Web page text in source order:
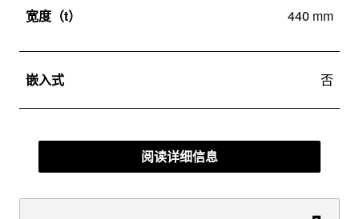
宽度（t） 440 mm
嵌入式 否
阅读详细信息